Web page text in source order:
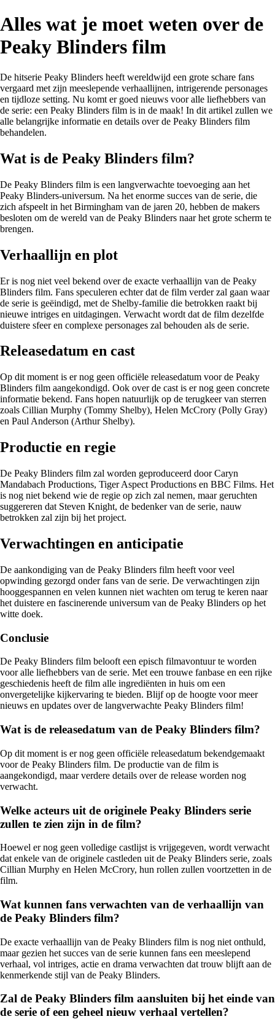
Alles wat je moet weten over de
Peaky Blinders film
De hitserie Peaky Blinders heeft wereldwijd een grote schare fans
vergaard met zijn meeslepende verhaallijnen, intrigerende personages
en tijdloze setting. Nu komt er goed nieuws voor alle liefhebbers van
de serie: een Peaky Blinders film is in de maak! In dit artikel zullen we
alle belangrijke informatie en details over de Peaky Blinders film
behandelen.
Wat is de Peaky Blinders film?
De Peaky Blinders film is een langverwachte toevoeging aan het
Peaky Blinders-universum. Na het enorme succes van de serie, die
zich afspeelt in het Birmingham van de jaren 20, hebben de makers
besloten om de wereld van de Peaky Blinders naar het grote scherm te
brengen.
Verhaallijn en plot
Er is nog niet veel bekend over de exacte verhaallijn van de Peaky
Blinders film. Fans speculeren echter dat de film verder zal gaan waar
de serie is geëindigd, met de Shelby-familie die betrokken raakt bij
nieuwe intriges en uitdagingen. Verwacht wordt dat de film dezelfde
duistere sfeer en complexe personages zal behouden als de serie.
Releasedatum en cast
Op dit moment is er nog geen officiële releasedatum voor de Peaky
Blinders film aangekondigd. Ook over de cast is er nog geen concrete
informatie bekend. Fans hopen natuurlijk op de terugkeer van sterren
zoals Cillian Murphy (Tommy Shelby), Helen McCrory (Polly Gray)
en Paul Anderson (Arthur Shelby).
Productie en regie
De Peaky Blinders film zal worden geproduceerd door Caryn
Mandabach Productions, Tiger Aspect Productions en BBC Films. Het
is nog niet bekend wie de regie op zich zal nemen, maar geruchten
suggereren dat Steven Knight, de bedenker van de serie, nauw
betrokken zal zijn bij het project.
Verwachtingen en anticipatie
De aankondiging van de Peaky Blinders film heeft voor veel
opwinding gezorgd onder fans van de serie. De verwachtingen zijn
hooggespannen en velen kunnen niet wachten om terug te keren naar
het duistere en fascinerende universum van de Peaky Blinders op het
witte doek.
Conclusie
De Peaky Blinders film belooft een episch filmavontuur te worden
voor alle liefhebbers van de serie. Met een trouwe fanbase en een rijke
geschiedenis heeft de film alle ingrediënten in huis om een
onvergetelijke kijkervaring te bieden. Blijf op de hoogte voor meer
nieuws en updates over de langverwachte Peaky Blinders film!
Wat is de releasedatum van de Peaky Blinders film?
Op dit moment is er nog geen officiële releasedatum bekendgemaakt
voor de Peaky Blinders film. De productie van de film is
aangekondigd, maar verdere details over de release worden nog
verwacht.
Welke acteurs uit de originele Peaky Blinders serie
zullen te zien zijn in de film?
Hoewel er nog geen volledige castlijst is vrijgegeven, wordt verwacht
dat enkele van de originele castleden uit de Peaky Blinders serie, zoals
Cillian Murphy en Helen McCrory, hun rollen zullen voortzetten in de
film.
Wat kunnen fans verwachten van de verhaallijn van
de Peaky Blinders film?
De exacte verhaallijn van de Peaky Blinders film is nog niet onthuld,
maar gezien het succes van de serie kunnen fans een meeslepend
verhaal, vol intriges, actie en drama verwachten dat trouw blijft aan de
kenmerkende stijl van de Peaky Blinders.
Zal de Peaky Blinders film aansluiten bij het einde van
de serie of een geheel nieuw verhaal vertellen?